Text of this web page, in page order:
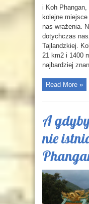
i Koh Phangan,
kolejne
nas wrażenia.
dotychczas
Tajlandzkiej.
21 km2 i 1400
najbardziej
Read More »
A
nie